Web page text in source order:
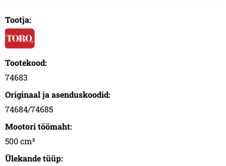
Tootja:
Tootekood:
74683
Originaal ja asenduskoodid:
74684/74685
Mootori töömaht:
500 cm³
Ülekande tüüp: